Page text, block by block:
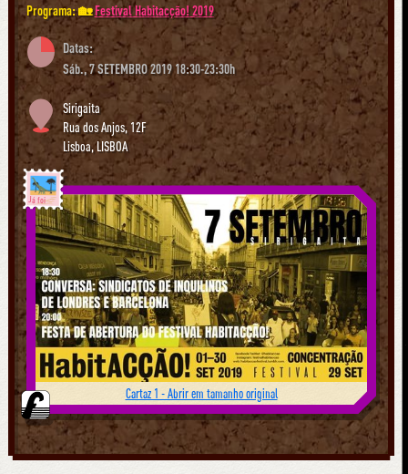
Programa: 🏡Festival Habitacção! 2019
Datas:
Sáb., 7 SETEMBRO 2019 18:30-23:30h
Sirigaita
Rua dos Anjos, 12F
Lisboa,LISBOA
Já foi
Cartaz 1 - Abrir em tamanho original